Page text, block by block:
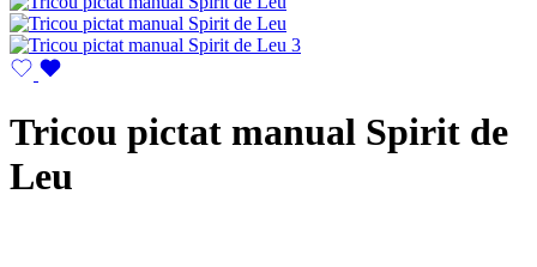
Tricou pictat manual Spirit de
Leu